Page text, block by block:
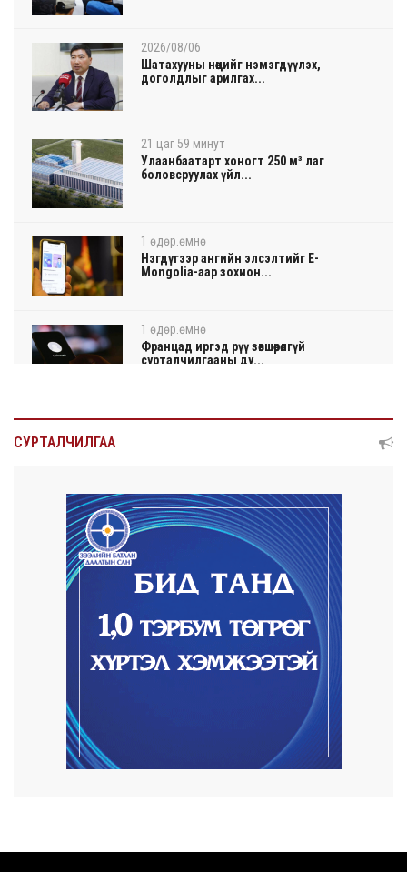
2026/08/06
Шатахууны нөөцийг нэмэгдүүлэх,
доголдлыг арилгах...
21 цаг 59 минут
Улаанбаатарт хоногт 250 м³ лаг
боловсруулах үйл...
1 өдөр.өмнө
Нэгдүгээр ангийн элсэлтийг E-
Mongolia-аар зохион...
1 өдөр.өмнө
Францад иргэд рүү зөвшөөрөлгүй
сурталчилгааны ду...
1 өдөр.өмнө
1 өдөр.өмнө
Автомашины улсын дугаар сондгой
Улаанбаатарт өдөртөө 30 хэм дулаан
Улсын чанартай хатуу хучилттай авто
СУРТАЛЧИЛГАА